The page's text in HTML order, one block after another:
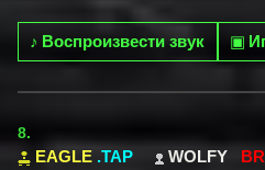
♪ Воспроизвести звук ▣
8.
EAGLE .TAP WOLFY